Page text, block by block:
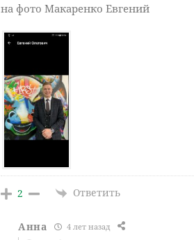
на фото Макаренко Евгений
2 Ответить
Анна 4 лет назад